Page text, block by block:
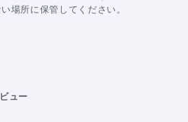
場所に保管してください。
ュー